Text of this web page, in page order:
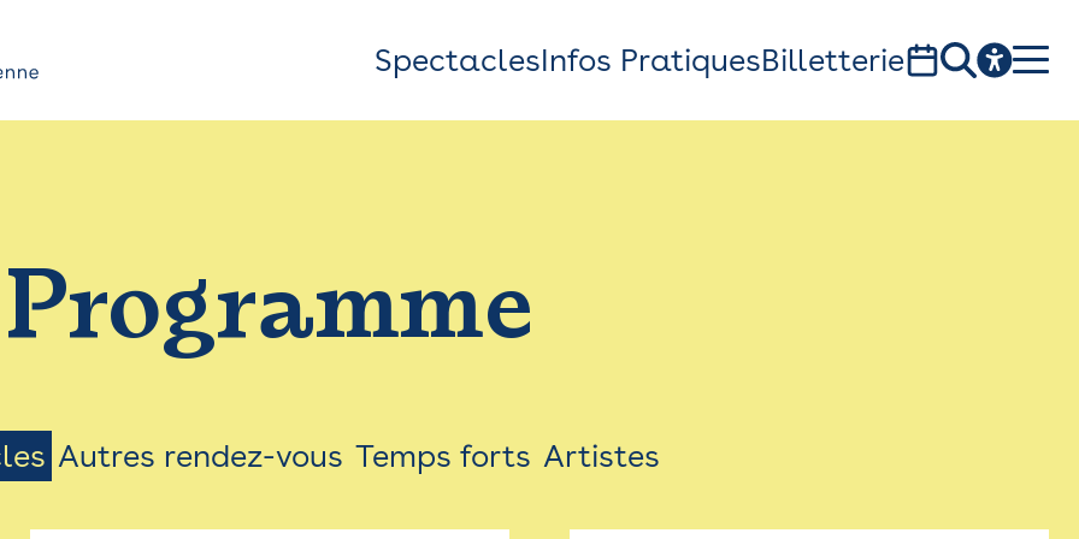
Top
Bar
Menu
SpectaclesInfos PratiquesBilletterie
1, av. du Chateau d'eau - 31300 Toulouse
Programme
Autres rendez-vous Temps forts Artistes